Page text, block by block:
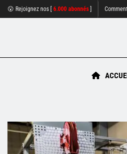
😮 Rejoignez nos [ 6.000 abonnés